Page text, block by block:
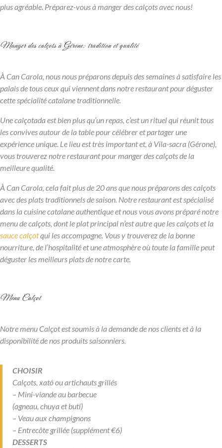
plus agréable. Préparez-vous à manger des calçots avec nous!
Manger des calçots à Gérone: tradition et qualité
À Can Carola, nous nous préparons depuis des semaines à satisfaire les
palais de tous ceux qui viennent dans notre restaurant pour déguster
cette spécialité catalane traditionnelle.
Une calçotada est bien plus qu’un repas, c’est un rituel qui réunit tous
les convives autour de la table pour célébrer et partager une
expérience unique. Le lieu est très important et, à Vila-sacra (Gérone),
vous trouverez notre restaurant pour manger des calçots de la
meilleure qualité.
À Can Carola, cela fait plus de 20 ans que nous préparons des calçots
avec des plats traditionnels de saison. Notre restaurant est spécialisé
dans la cuisine catalane authentique et nous vous avons préparé notre
menu de calçots, dont le plat principal n’est autre que les calçots et la
sauce calçotqui les accompagne. Vous y trouverez de la bonne
nourriture, de l’hospitalité et une atmosphère où toute la famille peut
déguster les meilleurs plats de notre carte.
Menu Calçot
Notre menu Calçot est soumis à la demande de nos clients et à la
disponibilité de nos produits saisonniers.
CHOISIR
Calçots, xató ou artichauts grillés
– Mini-viande au barbecue
(agneau, chuya et buti)
– Veau aux champignons
– Entrecôte grillée (supplément €6)
DESSERTS